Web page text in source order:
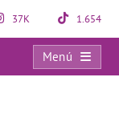
37K 1.654
Menú